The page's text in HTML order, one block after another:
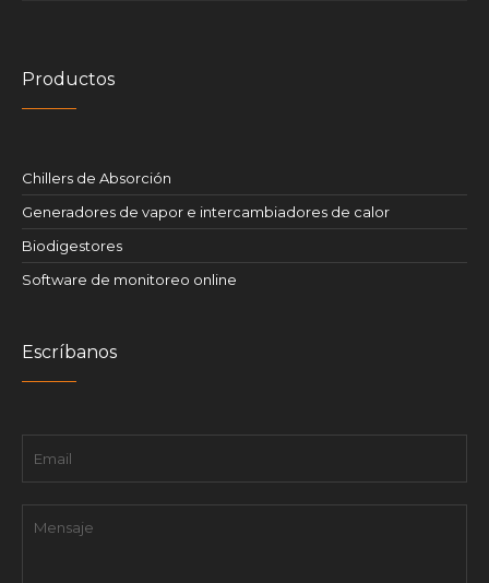
Productos
Chillers de Absorción
Generadores de vapor e intercambiadores de calor
Biodigestores
Software de monitoreo online
Escríbanos